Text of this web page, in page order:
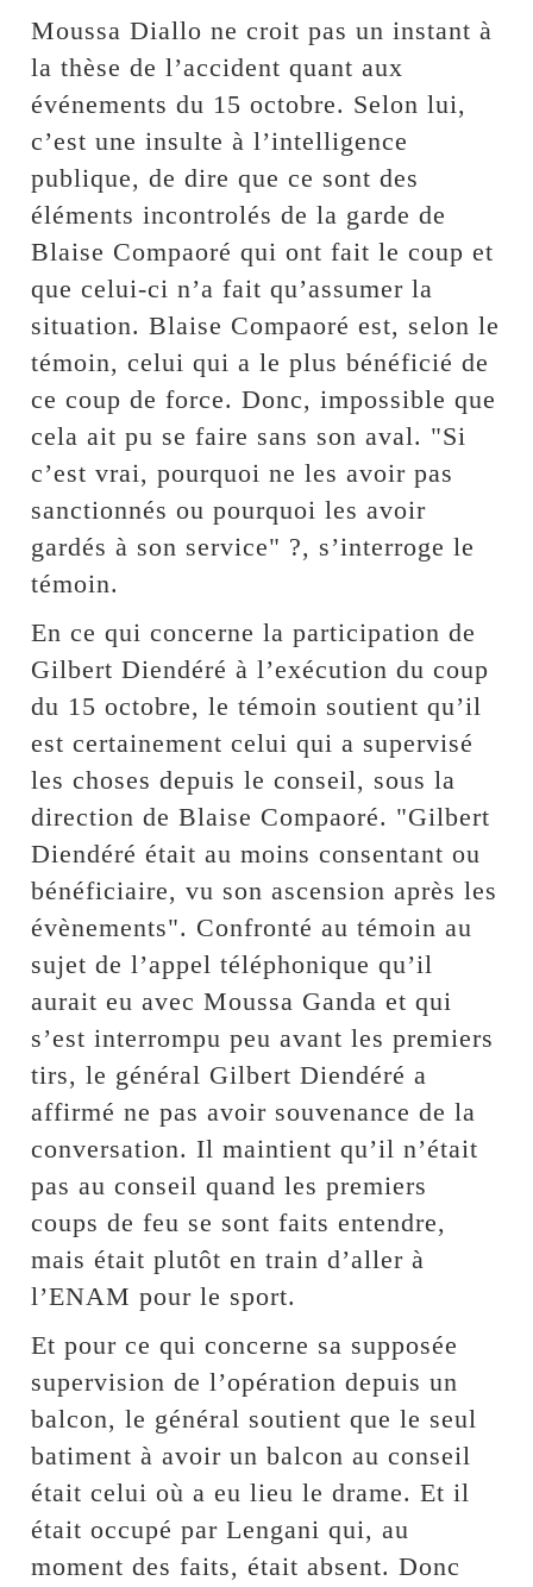
Moussa Diallo ne croit pas un instant à
la thèse de l’accident quant aux
événements du 15 octobre. Selon lui,
c’est une insulte à l’intelligence
publique, de dire que ce sont des
éléments incontrolés de la garde de
Blaise Compaoré qui ont fait le coup et
que celui-ci n’a fait qu’assumer la
situation. Blaise Compaoré est, selon le
témoin, celui qui a le plus bénéficié de
ce coup de force. Donc, impossible que
cela ait pu se faire sans son aval. "Si
c’est vrai, pourquoi ne les avoir pas
sanctionnés ou pourquoi les avoir
gardés à son service" ?, s’interroge le
témoin.
En ce qui concerne la participation de
Gilbert Diendéré à l’exécution du coup
du 15 octobre, le témoin soutient qu’il
est certainement celui qui a supervisé
les choses depuis le conseil, sous la
direction de Blaise Compaoré. "Gilbert
Diendéré était au moins consentant ou
bénéficiaire, vu son ascension après les
évènements". Confronté au témoin au
sujet de l’appel téléphonique qu’il
aurait eu avec Moussa Ganda et qui
s’est interrompu peu avant les premiers
tirs, le général Gilbert Diendéré a
affirmé ne pas avoir souvenance de la
conversation. Il maintient qu’il n’était
pas au conseil quand les premiers
coups de feu se sont faits entendre,
mais était plutôt en train d’aller à
l’ENAM pour le sport.
Et pour ce qui concerne sa supposée
supervision de l’opération depuis un
balcon, le général soutient que le seul
batiment à avoir un balcon au conseil
était celui où a eu lieu le drame. Et il
était occupé par Lengani qui, au
moment des faits, était absent. Donc